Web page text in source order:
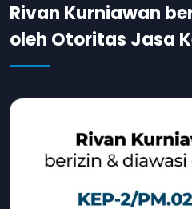
Rivan Kurniawan
oleh Otoritas Jasa